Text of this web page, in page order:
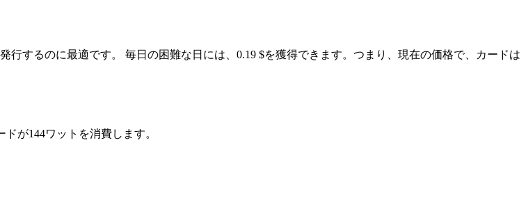
行するのに最適です。 毎日の困難な日には、0.19 $を獲得できます。つまり、現在の価格で、カードは
が144ワットを消費します。